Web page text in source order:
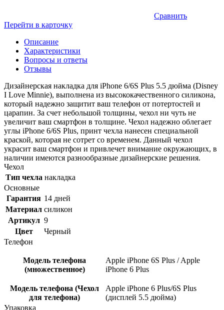
Сравнить
Перейти в карточку
Описание
Характеристики
Вопросы и ответы
Отзывы
Дизайнерская накладка для iPhone 6/6S Plus 5.5 дюйма (Disney
I Love Minnie), выполнена из высококачественного силикона,
который надежно защитит ваш телефон от потертостей и
царапин. За счет небольшой толщины, чехол ни чуть не
увеличит ваш смартфон в толщине. Чехол надежно облегает
углы iPhone 6/6S Plus, принт чехла нанесен специальной
краской, которая не сотрет со временем. Данный чехол
украсит ваш смартфон и привлечет внимание окружающих, в
наличии имеются разнообразные дизайнерские решения.
Чехол
Тип чехла накладка
Основные
Гарантия 14 дней
Материал силикон
Артикул 9
Цвет
Черный
Телефон
Модель телефона
(множественное)
Apple iPhone 6S Plus / Apple
iPhone 6 Plus
Модель телефона (Чехол
для телефона)
Apple iPhone 6 Plus/6S Plus
(дисплей 5.5 дюйма)
Упаковка